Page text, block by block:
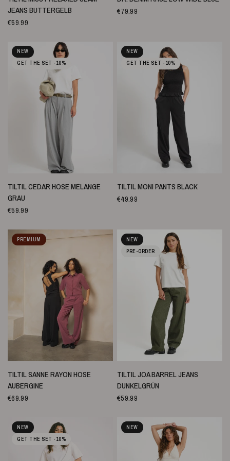
JEANS BUTTERGELB
€59.99
€79.99
NEW
GET THE SET -10%
SCHNELLANSICHT
TILTIL CEDAR HOSE MELANGE
GRAU
€59.99
NEW
GET THE SET -10%
SCHNELLANSICHT
TILTIL MONI PANTS BLACK
€49.99
PREMIUM
SCHNELLANSICHT
TILTIL SANNE RAYON HOSE
AUBERGINE
€69.99
NEW
PRE-ORDER
SCHNELLANSICHT
TILTIL JOA BARREL JEANS
DUNKELGRÜN
€59.99
NEW
GET THE SET -10%
NEW